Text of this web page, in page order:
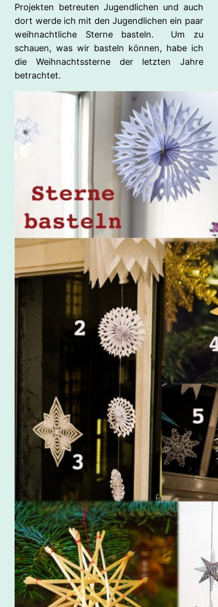
Projekten betreuten Jugendlichen und auch
dort werde ich mit den Jugendlichen ein paar
weihnachtliche Sterne basteln. Um zu
schauen, was wir basteln können, habe ich
die Weihnachtssterne der letzten Jahre
betrachtet.